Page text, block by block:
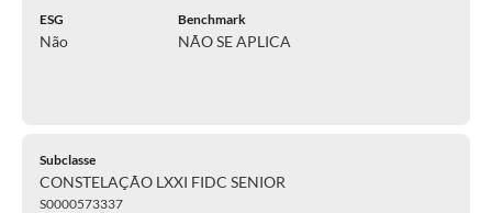
ESG
Não
Benchmark
NÃO SE APLICA
Subclasse
CONSTELAÇÃO LXXI FIDC SENIOR
S0000573337